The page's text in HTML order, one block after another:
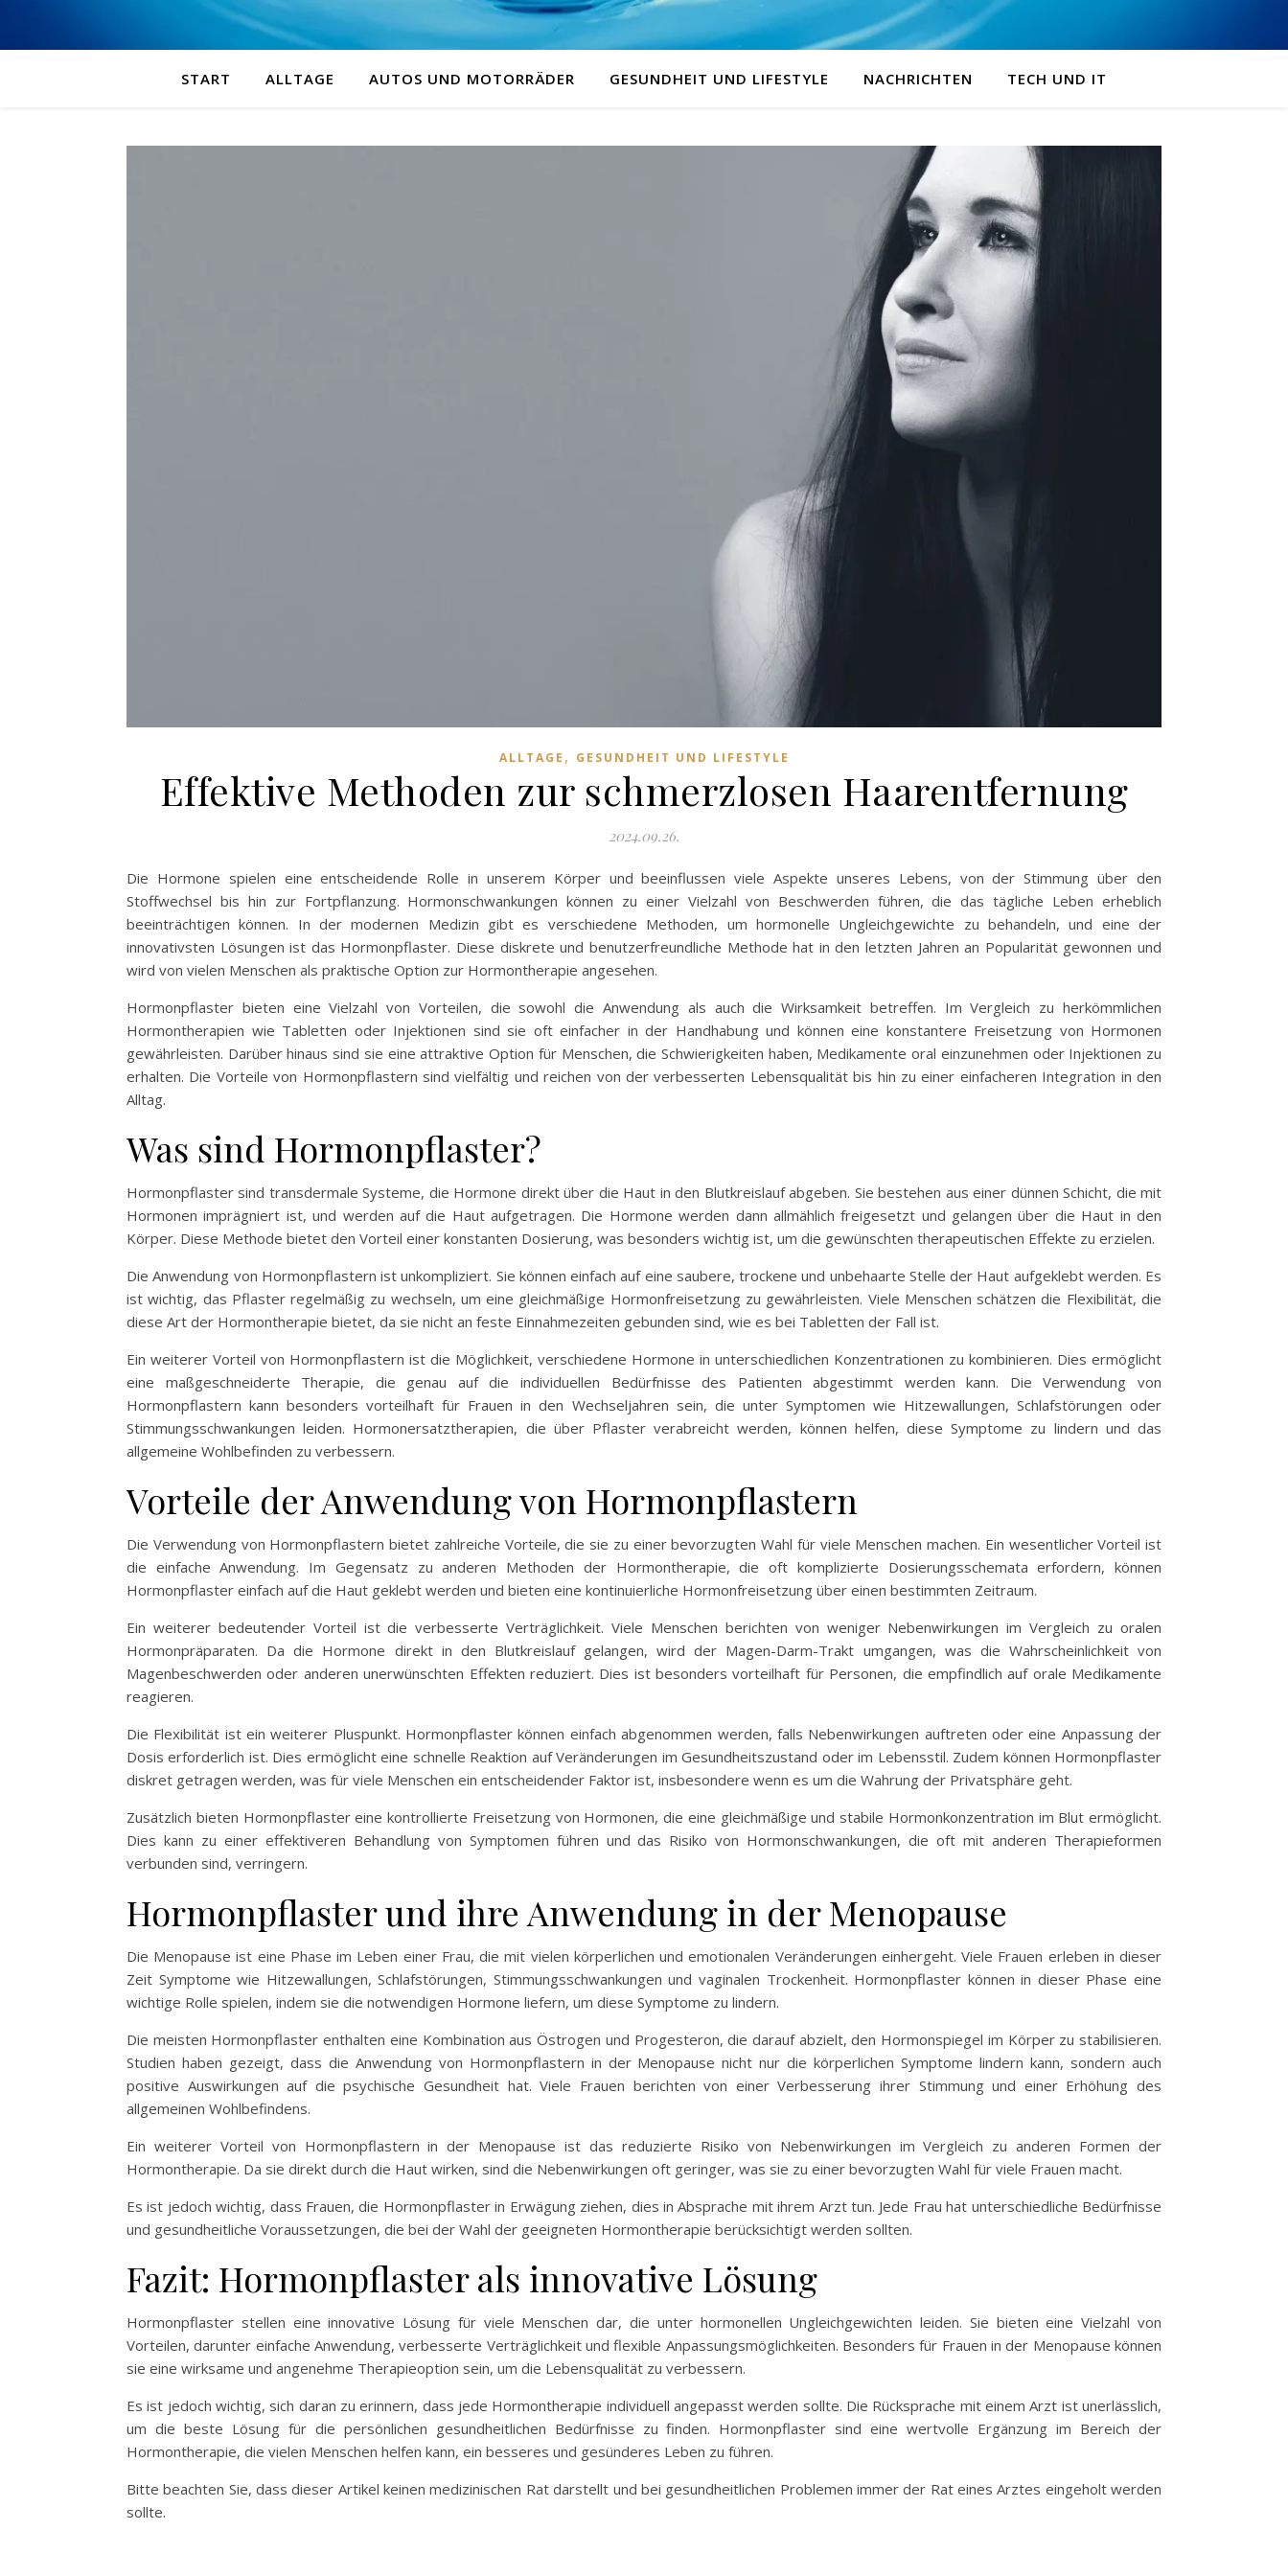
START ALLTAGE AUTOS UND MOTORRÄDER GESUNDHEIT UND LIFESTYLE NACHRICHTEN TECH UND IT
ALLTAGE , GESUNDHEIT UND LIFESTYLE
Effektive Methoden zur schmerzlosen Haarentfernung
2024.09.26.
Die Hormone spielen eine entscheidende Rolle in unserem Körper und beeinflussen viele Aspekte unseres Lebens, von der Stimmung über den
Stoffwechsel bis hin zur Fortpflanzung. Hormonschwankungen können zu einer Vielzahl von Beschwerden führen, die das tägliche Leben erheblich
beeinträchtigen können. In der modernen Medizin gibt es verschiedene Methoden, um hormonelle Ungleichgewichte zu behandeln, und eine der
innovativsten Lösungen ist das Hormonpflaster. Diese diskrete und benutzerfreundliche Methode hat in den letzten Jahren an Popularität gewonnen und
wird von vielen Menschen als praktische Option zur Hormontherapie angesehen.
Hormonpflaster bieten eine Vielzahl von Vorteilen, die sowohl die Anwendung als auch die Wirksamkeit betreffen. Im Vergleich zu herkömmlichen
Hormontherapien wie Tabletten oder Injektionen sind sie oft einfacher in der Handhabung und können eine konstantere Freisetzung von Hormonen
gewährleisten. Darüber hinaus sind sie eine attraktive Option für Menschen, die Schwierigkeiten haben, Medikamente oral einzunehmen oder Injektionen zu
erhalten. Die Vorteile von Hormonpflastern sind vielfältig und reichen von der verbesserten Lebensqualität bis hin zu einer einfacheren Integration in den
Alltag.
Was sind Hormonpflaster?
Hormonpflaster sind transdermale Systeme, die Hormone direkt über die Haut in den Blutkreislauf abgeben. Sie bestehen aus einer dünnen Schicht, die mit
Hormonen imprägniert ist, und werden auf die Haut aufgetragen. Die Hormone werden dann allmählich freigesetzt und gelangen über die Haut in den
Körper. Diese Methode bietet den Vorteil einer konstanten Dosierung, was besonders wichtig ist, um die gewünschten therapeutischen Effekte zu erzielen.
Die Anwendung von Hormonpflastern ist unkompliziert. Sie können einfach auf eine saubere, trockene und unbehaarte Stelle der Haut aufgeklebt werden. Es
ist wichtig, das Pflaster regelmäßig zu wechseln, um eine gleichmäßige Hormonfreisetzung zu gewährleisten. Viele Menschen schätzen die Flexibilität, die
diese Art der Hormontherapie bietet, da sie nicht an feste Einnahmezeiten gebunden sind, wie es bei Tabletten der Fall ist.
Ein weiterer Vorteil von Hormonpflastern ist die Möglichkeit, verschiedene Hormone in unterschiedlichen Konzentrationen zu kombinieren. Dies ermöglicht
eine maßgeschneiderte Therapie, die genau auf die individuellen Bedürfnisse des Patienten abgestimmt werden kann. Die Verwendung von
Hormonpflastern kann besonders vorteilhaft für Frauen in den Wechseljahren sein, die unter Symptomen wie Hitzewallungen, Schlafstörungen oder
Stimmungsschwankungen leiden. Hormonersatztherapien, die über Pflaster verabreicht werden, können helfen, diese Symptome zu lindern und das
allgemeine Wohlbefinden zu verbessern.
Vorteile der Anwendung von Hormonpflastern
Die Verwendung von Hormonpflastern bietet zahlreiche Vorteile, die sie zu einer bevorzugten Wahl für viele Menschen machen. Ein wesentlicher Vorteil ist
die einfache Anwendung. Im Gegensatz zu anderen Methoden der Hormontherapie, die oft komplizierte Dosierungsschemata erfordern, können
Hormonpflaster einfach auf die Haut geklebt werden und bieten eine kontinuierliche Hormonfreisetzung über einen bestimmten Zeitraum.
Ein weiterer bedeutender Vorteil ist die verbesserte Verträglichkeit. Viele Menschen berichten von weniger Nebenwirkungen im Vergleich zu oralen
Hormonpräparaten. Da die Hormone direkt in den Blutkreislauf gelangen, wird der Magen-Darm-Trakt umgangen, was die Wahrscheinlichkeit von
Magenbeschwerden oder anderen unerwünschten Effekten reduziert. Dies ist besonders vorteilhaft für Personen, die empfindlich auf orale Medikamente
reagieren.
Die Flexibilität ist ein weiterer Pluspunkt. Hormonpflaster können einfach abgenommen werden, falls Nebenwirkungen auftreten oder eine Anpassung der
Dosis erforderlich ist. Dies ermöglicht eine schnelle Reaktion auf Veränderungen im Gesundheitszustand oder im Lebensstil. Zudem können Hormonpflaster
diskret getragen werden, was für viele Menschen ein entscheidender Faktor ist, insbesondere wenn es um die Wahrung der Privatsphäre geht.
Zusätzlich bieten Hormonpflaster eine kontrollierte Freisetzung von Hormonen, die eine gleichmäßige und stabile Hormonkonzentration im Blut ermöglicht.
Dies kann zu einer effektiveren Behandlung von Symptomen führen und das Risiko von Hormonschwankungen, die oft mit anderen Therapieformen
verbunden sind, verringern.
Hormonpflaster und ihre Anwendung in der Menopause
Die Menopause ist eine Phase im Leben einer Frau, die mit vielen körperlichen und emotionalen Veränderungen einhergeht. Viele Frauen erleben in dieser
Zeit Symptome wie Hitzewallungen, Schlafstörungen, Stimmungsschwankungen und vaginalen Trockenheit. Hormonpflaster können in dieser Phase eine
wichtige Rolle spielen, indem sie die notwendigen Hormone liefern, um diese Symptome zu lindern.
Die meisten Hormonpflaster enthalten eine Kombination aus Östrogen und Progesteron, die darauf abzielt, den Hormonspiegel im Körper zu stabilisieren.
Studien haben gezeigt, dass die Anwendung von Hormonpflastern in der Menopause nicht nur die körperlichen Symptome lindern kann, sondern auch
positive Auswirkungen auf die psychische Gesundheit hat. Viele Frauen berichten von einer Verbesserung ihrer Stimmung und einer Erhöhung des
allgemeinen Wohlbefindens.
Ein weiterer Vorteil von Hormonpflastern in der Menopause ist das reduzierte Risiko von Nebenwirkungen im Vergleich zu anderen Formen der
Hormontherapie. Da sie direkt durch die Haut wirken, sind die Nebenwirkungen oft geringer, was sie zu einer bevorzugten Wahl für viele Frauen macht.
Es ist jedoch wichtig, dass Frauen, die Hormonpflaster in Erwägung ziehen, dies in Absprache mit ihrem Arzt tun. Jede Frau hat unterschiedliche Bedürfnisse
und gesundheitliche Voraussetzungen, die bei der Wahl der geeigneten Hormontherapie berücksichtigt werden sollten.
Fazit: Hormonpflaster als innovative Lösung
Hormonpflaster stellen eine innovative Lösung für viele Menschen dar, die unter hormonellen Ungleichgewichten leiden. Sie bieten eine Vielzahl von
Vorteilen, darunter einfache Anwendung, verbesserte Verträglichkeit und flexible Anpassungsmöglichkeiten. Besonders für Frauen in der Menopause können
sie eine wirksame und angenehme Therapieoption sein, um die Lebensqualität zu verbessern.
Es ist jedoch wichtig, sich daran zu erinnern, dass jede Hormontherapie individuell angepasst werden sollte. Die Rücksprache mit einem Arzt ist unerlässlich,
um die beste Lösung für die persönlichen gesundheitlichen Bedürfnisse zu finden. Hormonpflaster sind eine wertvolle Ergänzung im Bereich der
Hormontherapie, die vielen Menschen helfen kann, ein besseres und gesünderes Leben zu führen.
Bitte beachten Sie, dass dieser Artikel keinen medizinischen Rat darstellt und bei gesundheitlichen Problemen immer der Rat eines Arztes eingeholt werden
sollte.